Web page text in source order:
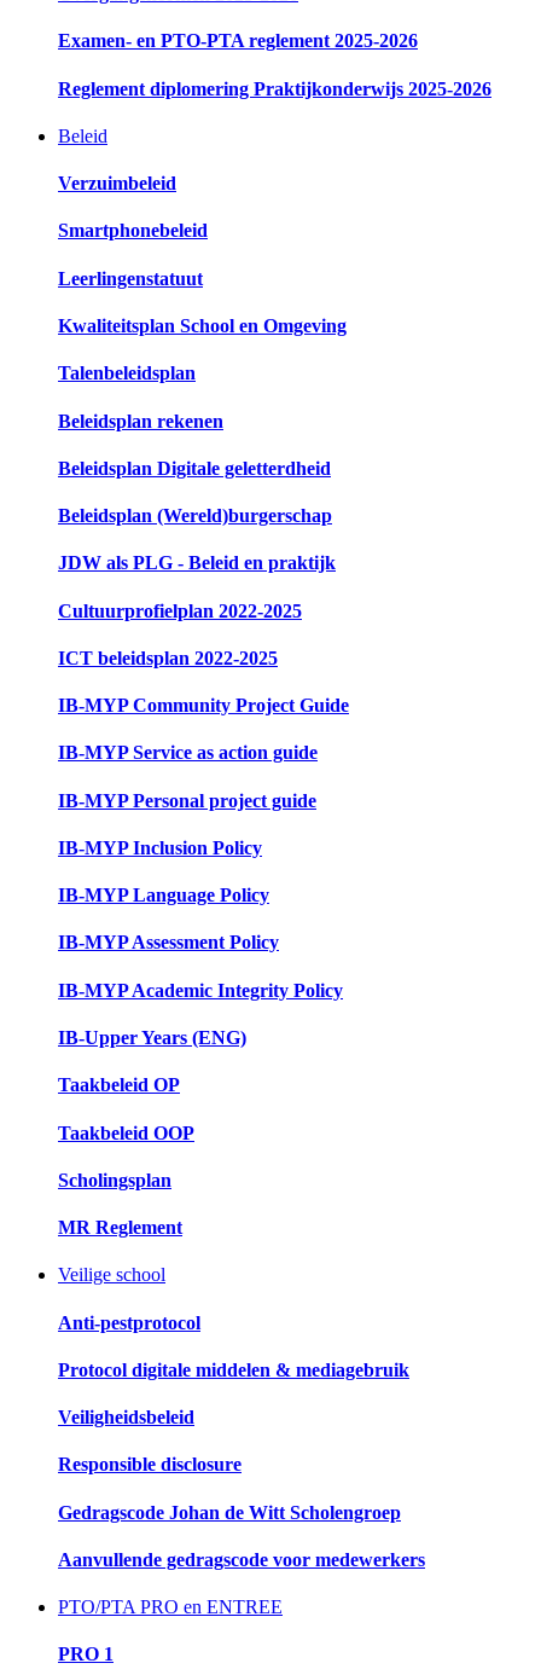
Examen- en PTO-PTA reglement 2025-2026
Reglement diplomering Praktijkonderwijs 2025-2026
Beleid
Verzuimbeleid
Smartphonebeleid
Leerlingenstatuut
Kwaliteitsplan School en Omgeving
Talenbeleidsplan
Beleidsplan rekenen
Beleidsplan Digitale geletterdheid
Beleidsplan (Wereld)burgerschap
JDW als PLG - Beleid en praktijk
Cultuurprofielplan 2022-2025
ICT beleidsplan 2022-2025
IB-MYP Community Project Guide
IB-MYP Service as action guide
IB-MYP Personal project guide
IB-MYP Inclusion Policy
IB-MYP Language Policy
IB-MYP Assessment Policy
IB-MYP Academic Integrity Policy
IB-Upper Years (ENG)
Taakbeleid OP
Taakbeleid OOP
Scholingsplan
MR Reglement
Veilige school
Anti-pestprotocol
Protocol digitale middelen & mediagebruik
Veiligheidsbeleid
Responsible disclosure
Gedragscode Johan de Witt Scholengroep
Aanvullende gedragscode voor medewerkers
PTO/PTA PRO en ENTREE
PRO 1